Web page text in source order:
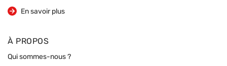
En savoir plus
sur la revue
À PROPOS
Qui sommes-nous ?